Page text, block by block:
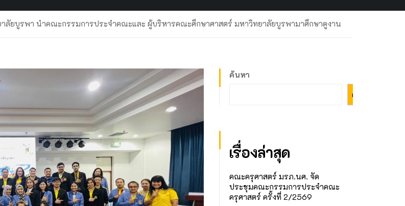
ลัยบูรพา นำคณะกรรมการประจำคณะและ ผู้บริหารคณะศึกษาศาสตร์ มหาวิทยาลัยบูรพามาศึกษาดูงาน
ค้นหา
ค้นหา
เรื่องล่าสุด
คณะครุศาสตร์ มรภ.นศ. จัด
ประชุมคณะกรรมการประจำคณะ
ครุศาสตร์ ครั้งที่ 2/2569